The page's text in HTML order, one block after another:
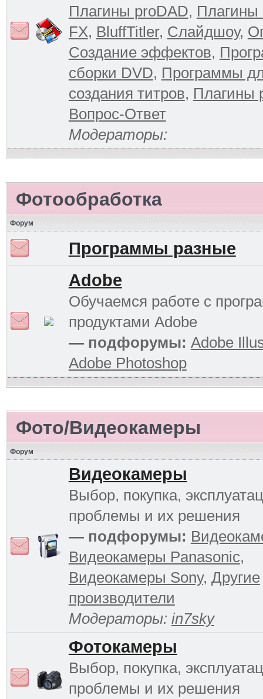
Плагины proDAD, Плагины
FX, BluffTitler, Слайдшоу,
Создание эффектов,
сборки DVD, Программы
создания титров, Плагины
Вопрос-Ответ
Модераторы:
Фотообработка
Форум
Программы разные
Adobe
Обучаемся работе с
продуктами Adobe
— подфорумы: Adobe
Adobe Photoshop
Фото/Видеокамеры
Форум
Видеокамеры
Выбор, покупка,
проблемы и их решения
— подфорумы:
Видеокамеры Panasonic,
Видеокамеры Sony, Другие
производители
Модераторы: in7sky
Фотокамеры
Выбор, покупка,
проблемы и их решения